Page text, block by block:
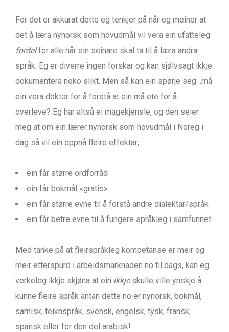
For det er akkurat dette eg tenkjer på når eg meiner at
det å læra nynorsk som hovudmål vil vera ein ufatteleg
fordelfor alle når ein seinare skal ta til å læra andra
språk. Eg er diverre ingen forskar og kan sjølvsagt ikkje
dokumentera noko slikt. Men så kan ein spørje seg…må
ein vera doktor for å forstå at ein må ete for å
overleve? Eg har altså ei magekjensle, og den seier
meg at om ein lærer nynorsk som hovudmål i Noreg i
dag så vil ein oppnå fleire effektar;
ein får større ordforråd
ein får bokmål «gratis»
ein får større evne til å forstå andre dialektar/språk
ein får betre evne til å fungere språkleg i samfunnet
Med tanke på at fleirspråkleg kompetanse er meir og
meir etterspurd i arbeidsmarknaden no til dags, kan eg
verkeleg ikkje skjøna at ein ikkjeskulle ville ynskje å
kunne fleire språk antan dette no er nynorsk, bokmål,
samisk, teiknspråk, svensk, engelsk, tysk, fransk,
spansk eller for den del arabisk!